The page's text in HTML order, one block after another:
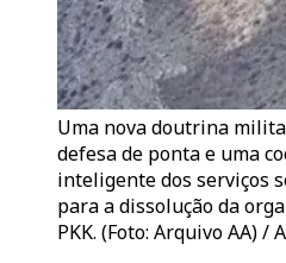
Uma nova doutrina
defesa de ponta e uma
inteligente dos serviços
para a dissolução da
PKK. (Foto: Arquivo AA) /